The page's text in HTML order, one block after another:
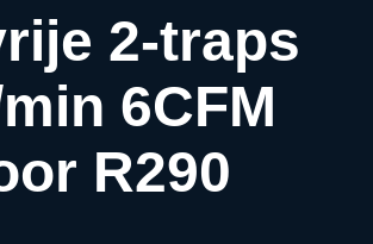
2-traps
6CFM
R290